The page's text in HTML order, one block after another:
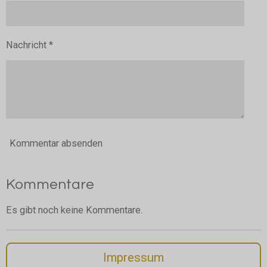
Nachricht *
Kommentar absenden
Kommentare
Es gibt noch keine Kommentare.
Impressum